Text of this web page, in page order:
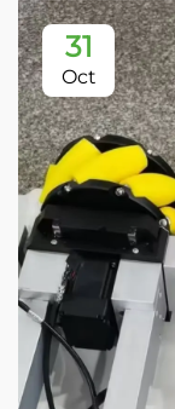
31
Oct